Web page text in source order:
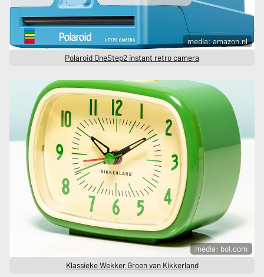
media: amazon.nl
Polaroid OneStep2 instant retro camera
media: bol.com
Klassieke Wekker Groen van Kikkerland